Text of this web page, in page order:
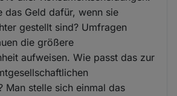
das Geld dafür, wenn sie
gestellt sind? Umfragen
die größere
aufweisen. Wie passt das zur
Man stelle sich einmal das